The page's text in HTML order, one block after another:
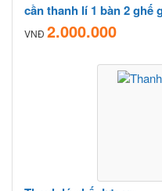
cần thanh lí 1 bàn 2 ghế
VNĐ 2.000.000